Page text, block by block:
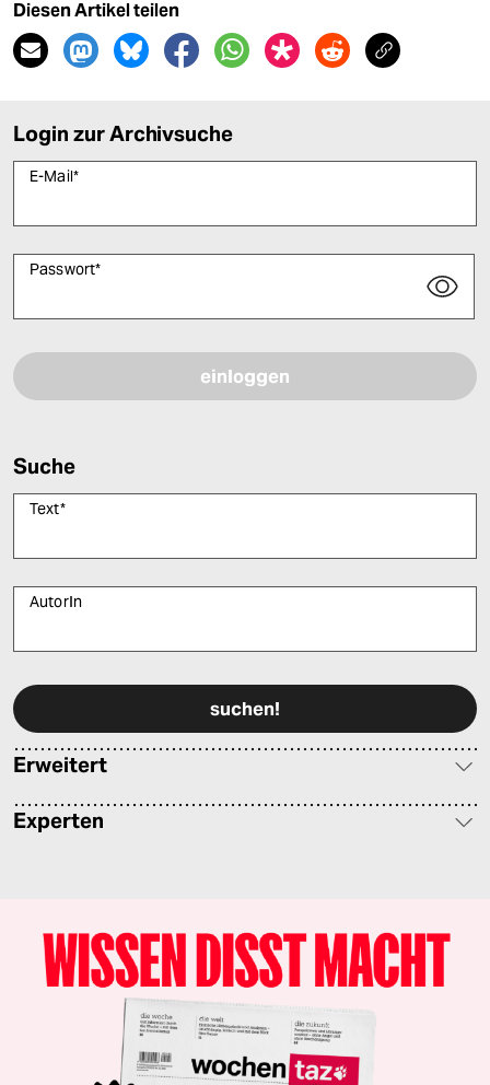
Diesen Artikel teilen
Login zur Archivsuche
E-Mail*
Passwort*
Suche
Text*
AutorIn
Erweitert
Experten